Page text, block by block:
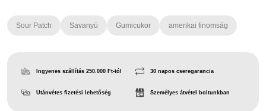
Sour Patch Savanyú Gumicukor amerikai finomság
Ingyenes szállítás 250.000 Ft-tól
Utánvétes fizetési lehetőség
30 napos cseregarancia
Személyes átvétel boltunkban